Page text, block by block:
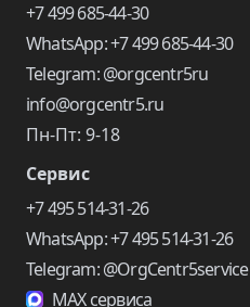
+7 499 685-44-30
WhatsApp: +7 499 685-44-30
Telegram: @orgcentr5ru
info@orgcentr5.ru
Пн-Пт: 9-18
Сервис
+7 495 514-31-26
WhatsApp: +7 495 514-31-26
Telegram: @OrgCentr5service
MAX сервиса